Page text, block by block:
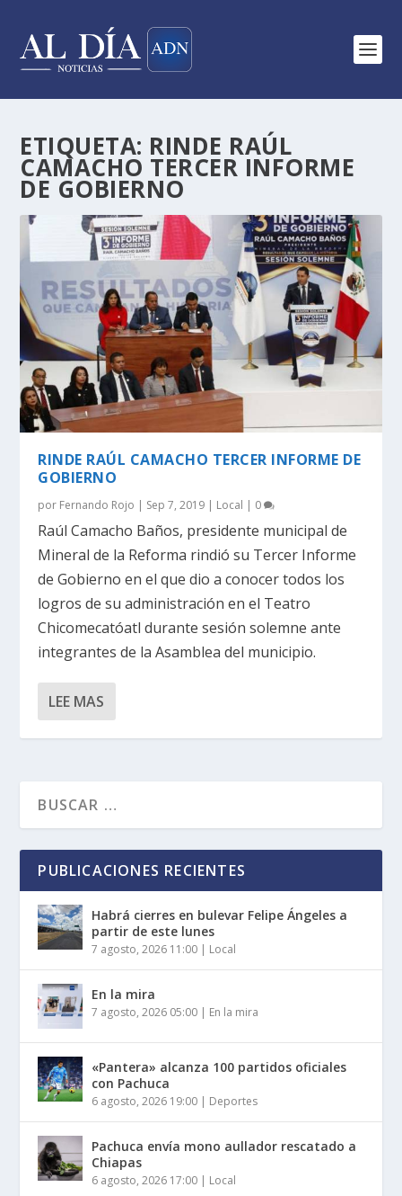
ETIQUETA: RINDE RAÚL
CAMACHO TERCER INFORME
DE GOBIERNO
RINDE RAÚL CAMACHO TERCER INFORME DE
GOBIERNO
por Fernando Rojo | Sep 7, 2019 | Local | 0
Raúl Camacho Baños, presidente municipal de
Mineral de la Reforma rindió su Tercer Informe
de Gobierno en el que dio a conocer todos los
logros de su administración en el Teatro
Chicomecatóatl durante sesión solemne ante
integrantes de la Asamblea del municipio.
LEE MAS
PUBLICACIONES RECIENTES
Habrá cierres en bulevar Felipe Ángeles a
partir de este lunes
7 agosto, 2026 11:00 | Local
En la mira
7 agosto, 2026 05:00 | En la mira
«Pantera» alcanza 100 partidos oficiales
con Pachuca
6 agosto, 2026 19:00 | Deportes
Pachuca envía mono aullador rescatado a
Chiapas
6 agosto, 2026 17:00 | Local